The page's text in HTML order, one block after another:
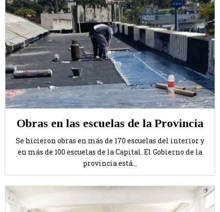
Obras en las escuelas de la Provincia
Se hicieron obras en más de 170 escuelas del interior y
en más de 100 escuelas de la Capital. El Gobierno de la
provincia está...